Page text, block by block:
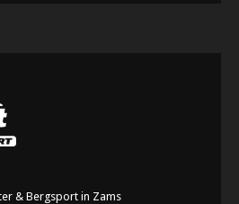
& Bergsport in Zams